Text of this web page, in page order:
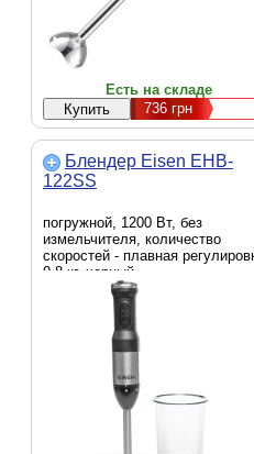
Есть на складе
736грн
Блендер Eisen EHB-
122SS
погружной, 1200 Вт, без
измельчителя, количество
скоростей - плавная
0.8 кг, черный